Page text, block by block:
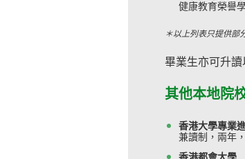
健康教育榮譽
＊以上列表只提供部
畢業生亦可升讀
其他本地院
香港大學專業
兼讀制，兩年